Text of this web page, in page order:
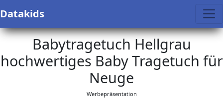
Datakids
Babytragetuch Hellgrau
hochwertiges Baby Tragetuch für
Neuge
Werbepräsentation